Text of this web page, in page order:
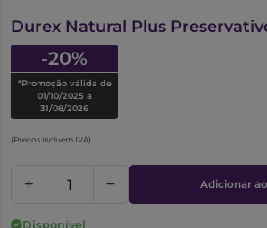
Durex Natural Plus
-20%
*Promoção válida de
01/10/2025 a
31/08/2026
(Preços incluem IVA)
Adicionar
Disponível